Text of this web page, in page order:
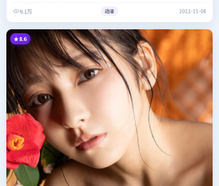
9.1万
动漫 2022-11-08
8.6